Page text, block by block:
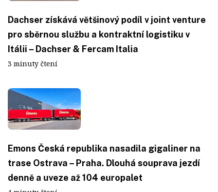
Dachser získává většinový podíl v joint venture
pro sběrnou službu a kontraktní logistiku v
Itálii – Dachser & Fercam Italia
3 minuty čtení
Emons Česká republika nasadila gigaliner na
trase Ostrava – Praha. Dlouhá souprava jezdí
denně a uveze až 104 europalet